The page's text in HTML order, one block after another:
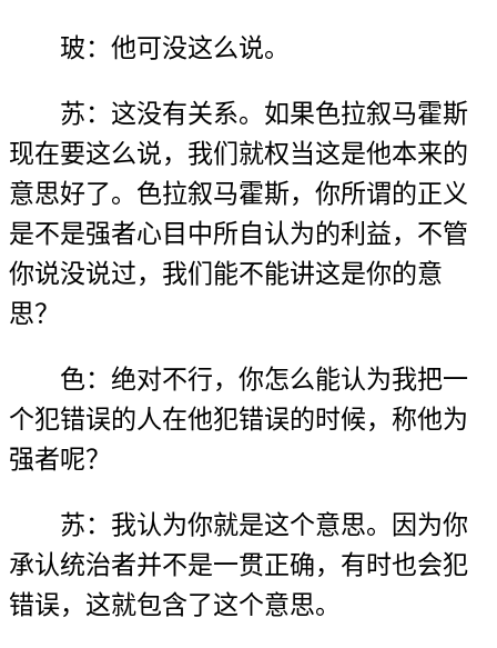
玻：他可没这么说。
苏：这没有关系。如果色拉叙马霍斯
现在要这么说，我们就权当这是他本来的
意思好了。色拉叙马霍斯，你所谓的正义
是不是强者心目中所自认为的利益，不管
你说没说过，我们能不能讲这是你的意
思？
色：绝对不行，你怎么能认为我把一
个犯错误的人在他犯错误的时候，称他为
强者呢？
苏：我认为你就是这个意思。因为你
承认统治者并不是一贯正确，有时也会犯
错误，这就包含了这个意思。